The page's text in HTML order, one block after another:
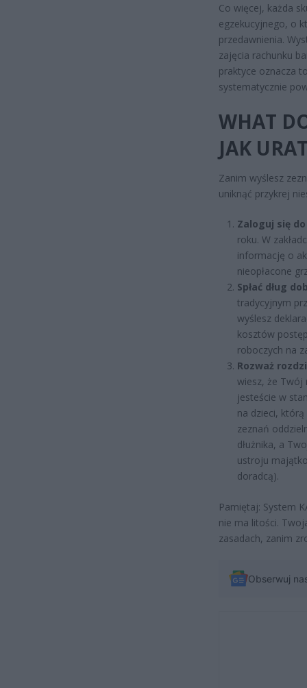
Co więcej, każda
egzekucyjnego, o
przedawnienia.
zajęcia rachunku
praktyce oznacza
systematycznie
WHAT
JAK
Zanim wyślesz
uniknąć przykrej
Zaloguj się
roku. W
informację o
nieopłacone
Spłać dług
tradycyjnym
wyślesz
kosztów
roboczych na
Rozważ
wiesz, że Twój
jesteście w
na dzieci, którą
zeznań
dłużnika, a
ustroju
doradcą).
Pamiętaj: System
nie ma litości.
zasadach, zanim
Obserwuj